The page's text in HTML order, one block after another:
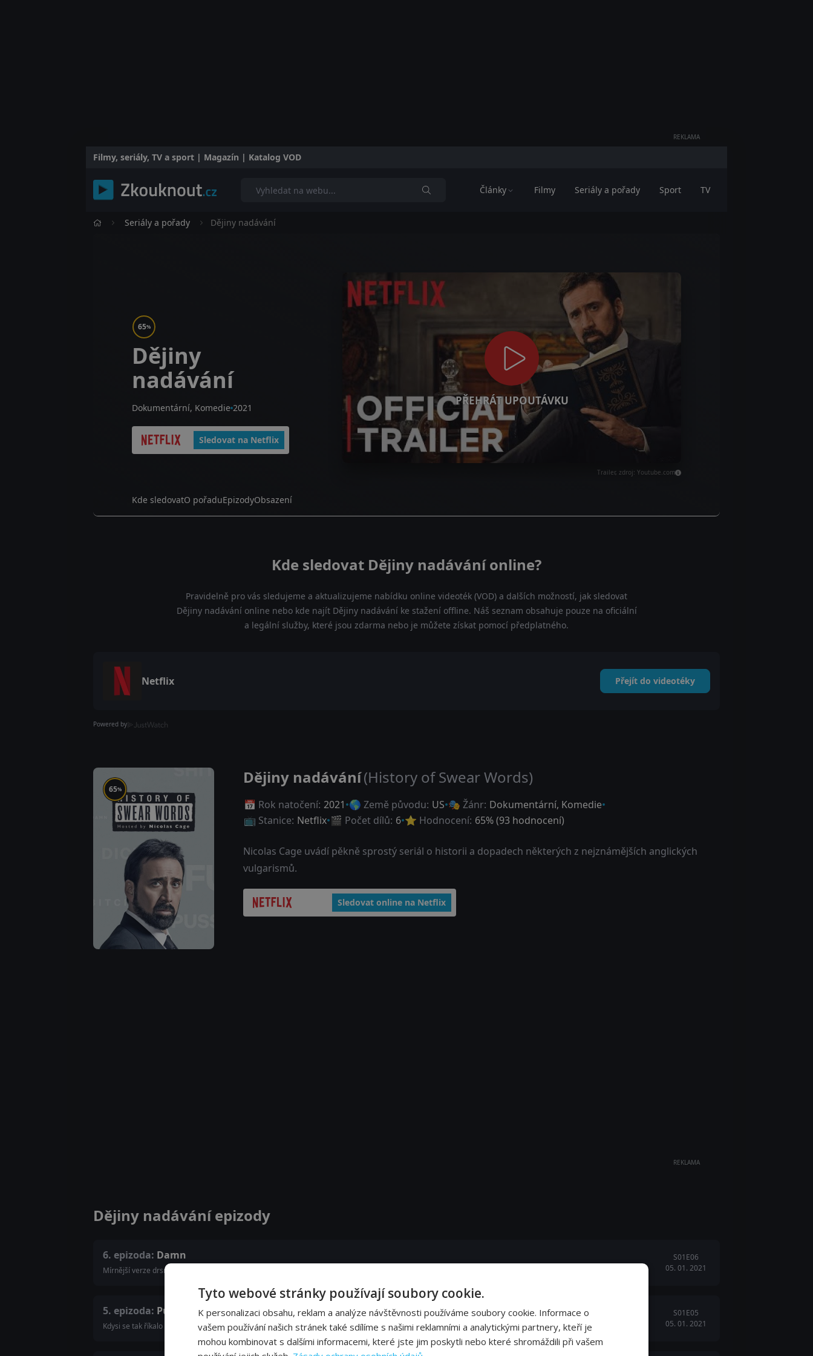
REKLAMA
Filmy, seriály, TV a sport | Magazín | Katalog VOD
Články Filmy Seriály a pořady Sport TV
Seriály a pořady Dějiny nadávání
PŘEHRÁT UPOUTÁVKU
Trailer, zdroj: Youtube.com
65%
Dějiny
nadávání
Dokumentární, Komedie 2021
Sledovat na Netflix
Kde sledovatO pořaduEpizodyObsazení
Kde sledovat Dějiny nadávání online?
Pravidelně pro vás sledujeme a aktualizujeme nabídku online videoték (VOD) a dalších možností, jak sledovat
Dějiny nadávání online nebo kde najít Dějiny nadávání ke stažení offline. Náš seznam obsahuje pouze na oficiální
a legální služby, které jsou zdarma nebo je můžete získat pomocí předplatného.
Netflix Přejít do videotéky
Powered by
65%
Dějiny nadávání(History of Swear Words)
📅 Rok natočení: 2021 🌎 Země původu: US 🎭 Žánr: Dokumentární, Komedie
📺 Stanice: Netflix 🎬 Počet dílů: 6 ⭐ Hodnocení: 65% (93 hodnocení)
Nicolas Cage uvádí pěkně sprostý seriál o historii a dopadech některých z nejznámějších anglických
vulgarismů.
Sledovat online na Netflix
REKLAMA
Dějiny nadávání epizody
6. epizoda: Damn
Mírnější verze drsnějších parťáků, která si svůj význam drží už od biblických časů. I dnes má ale pořádný říz.
S01E06
05. 01. 2021
5. epizoda: Pu**y
Kdysi se tak říkalo roztomilé kočičce. V moderním slangu ale tohle slovo označuje genitálie, nebo jím můžete urazit něčí mužnost. Jak obstálo při zkoušce časem?
S01E05
05. 01. 2021
Tyto webové stránky používají soubory cookie.
K personalizaci obsahu, reklam a analýze návštěvnosti používáme soubory cookie. Informace o
vašem používání našich stránek také sdílíme s našimi reklamními a analytickými partnery, kteří je
mohou kombinovat s dalšími informacemi, které jste jim poskytli nebo které shromáždili při vašem